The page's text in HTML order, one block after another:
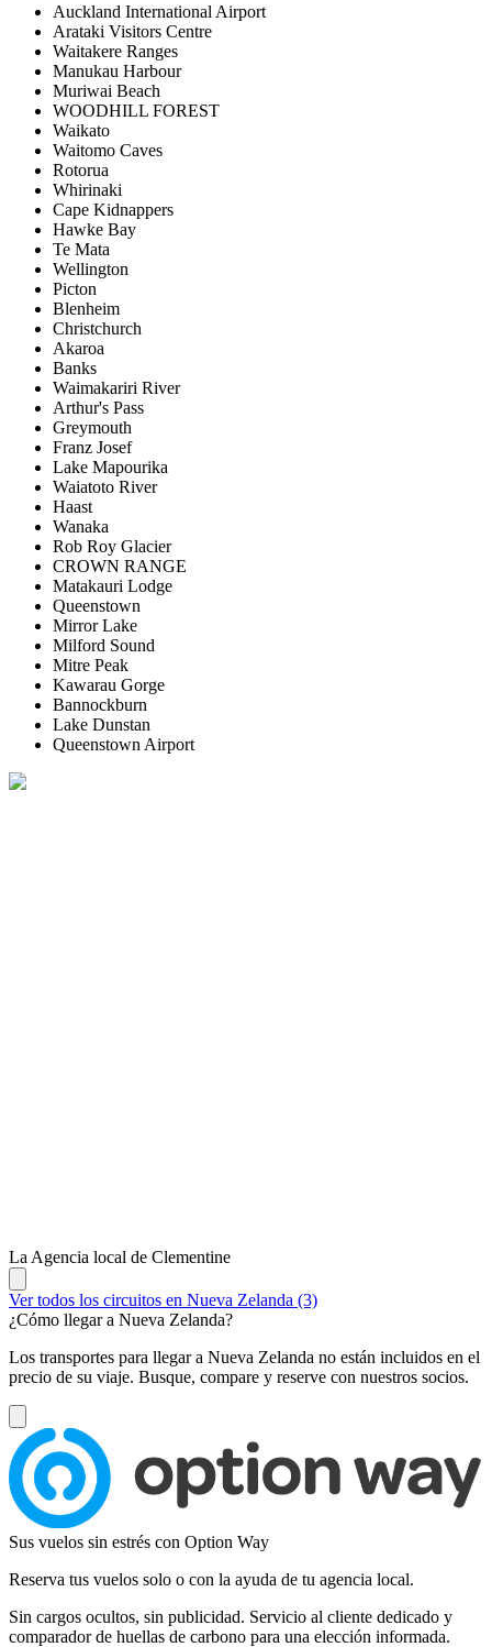
Auckland International Airport
Arataki Visitors Centre
Waitakere Ranges
Manukau Harbour
Muriwai Beach
WOODHILL FOREST
Waikato
Waitomo Caves
Rotorua
Whirinaki
Cape Kidnappers
Hawke Bay
Te Mata
Wellington
Picton
Blenheim
Christchurch
Akaroa
Banks
Waimakariri River
Arthur's Pass
Greymouth
Franz Josef
Lake Mapourika
Waiatoto River
Haast
Wanaka
Rob Roy Glacier
CROWN RANGE
Matakauri Lodge
Queenstown
Mirror Lake
Milford Sound
Mitre Peak
Kawarau Gorge
Bannockburn
Lake Dunstan
Queenstown Airport
La Agencia local de Clementine
Ver todos los circuitos en Nueva Zelanda (3)
¿Cómo llegar a Nueva Zelanda?
Los transportes para llegar a Nueva Zelanda no están incluidos en el
precio de su viaje. Busque, compare y reserve con nuestros socios.
Sus vuelos sin estrés con Option Way
Reserva tus vuelos solo o con la ayuda de tu agencia local.
Sin cargos ocultos, sin publicidad. Servicio al cliente dedicado y
comparador de huellas de carbono para una elección informada.